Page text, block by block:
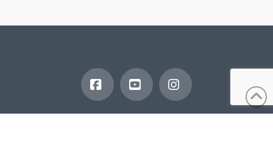
FacebookYouTubeInstagram